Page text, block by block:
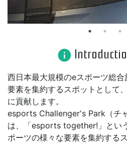
info
西日本最大規模のeスポーツ総
要素を集約するスポットとして
に貢献します。
esports Challenger's Park（チ
は、「esports together!」とい
ポーツの様々な要素を集約する